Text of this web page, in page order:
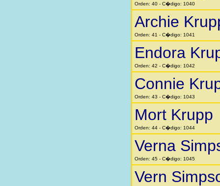
Orden: 40 - C�digo: 1040
Archie
Orden: 41 - C�digo: 1041
Endora
Orden: 42 - C�digo: 1042
Connie
Orden: 43 - C�digo: 1043
Mort Krupp
Orden: 44 - C�digo: 1044
Verna
Orden: 45 - C�digo: 1045
Vern